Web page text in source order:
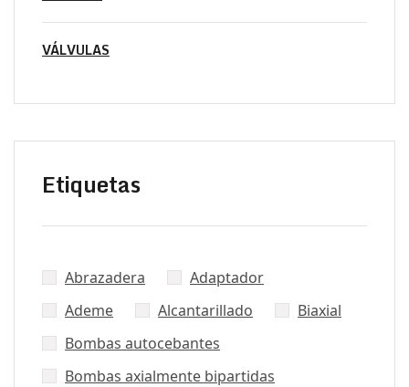
VÁLVULAS
Etiquetas
Abrazadera
Adaptador
Ademe
Alcantarillado
Biaxial
Bombas autocebantes
Bombas axialmente bipartidas